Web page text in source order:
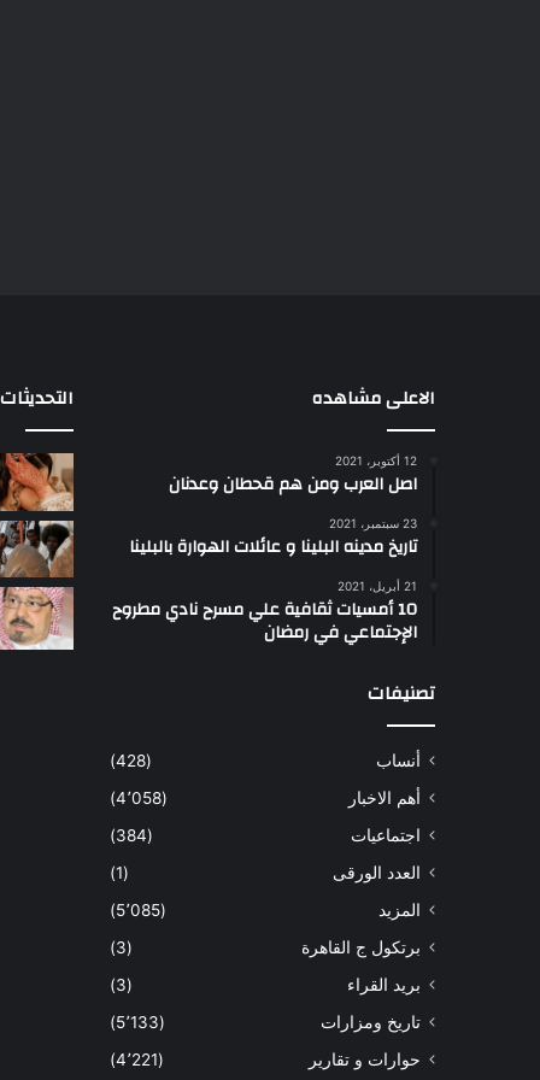
الاعلى مشاهده
12 أكتوبر، 2021
اصل العرب ومن هم قحطان وعدنان
23 سبتمبر، 2021
تاريخ مدينه البلينا و عائلات الهوارة بالبلينا
21 أبريل، 2021
10 أمسيات ثقافية علي مسرح نادي مطروح
الإجتماعي في رمضان
تصنيفات
أنساب
(428)
أهم الاخبار
(4٬058)
اجتماعيات
(384)
العدد الورقى
(1)
المزيد
(5٬085)
برتكول ج القاهرة
(3)
بريد القراء
(3)
تاريخ ومزارات
(5٬133)
حوارات و تقارير
(4٬221)
التحديثات